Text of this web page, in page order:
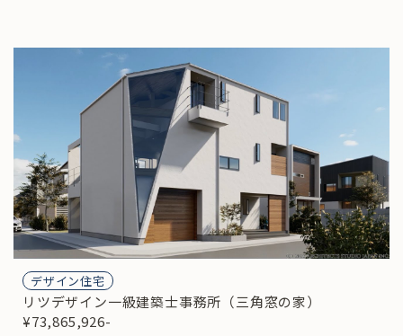
デザイン住宅
リツデザイン一級建築士事務所（三角窓の家）
¥73,865,926-